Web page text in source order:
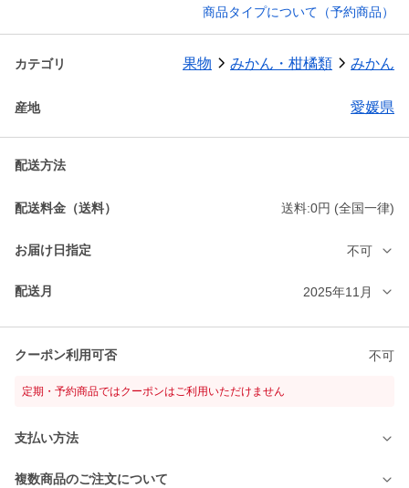
商品タイプについて（予約商品）
カテゴリ 果物 みかん・柑橘類 みかん
産地 愛媛県
配送方法
配送料金（送料） 送料:0円 (全国一律)
お届け日指定 不可
配送月 2025年11月
クーポン利用可否 不可
定期・予約商品ではクーポンはご利用いただけません
支払い方法
複数商品のご注文について